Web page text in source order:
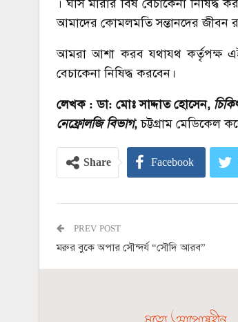
। ঘাস মারার বিষ বেচাকেনা
আমাদের কোমলমতি সন্তানদের জীবন
আমরা আশা করব যথাযথ কর্তৃপক্ষ এই
বেচাকেনা নিষিদ্ধ করবেন।
লেখক : ডা: মোঃ সাদ্দাত হোসেন,
নেফ্রোলজি বিভাগ,চট্টগ্রাম মেডিকেল
Share Facebook
PREV POST
মরুর বুকে অপার সৌন্দর্য “সৌদি আরব”